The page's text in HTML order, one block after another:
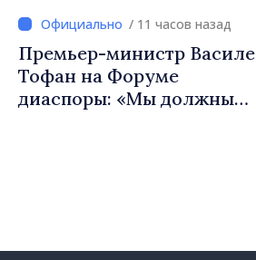
чтобы строить более
сильные сообщества»
/ 11 часов назад
Премьер-министр Василе
Тофан на Форуме
диаспоры: «Мы должны